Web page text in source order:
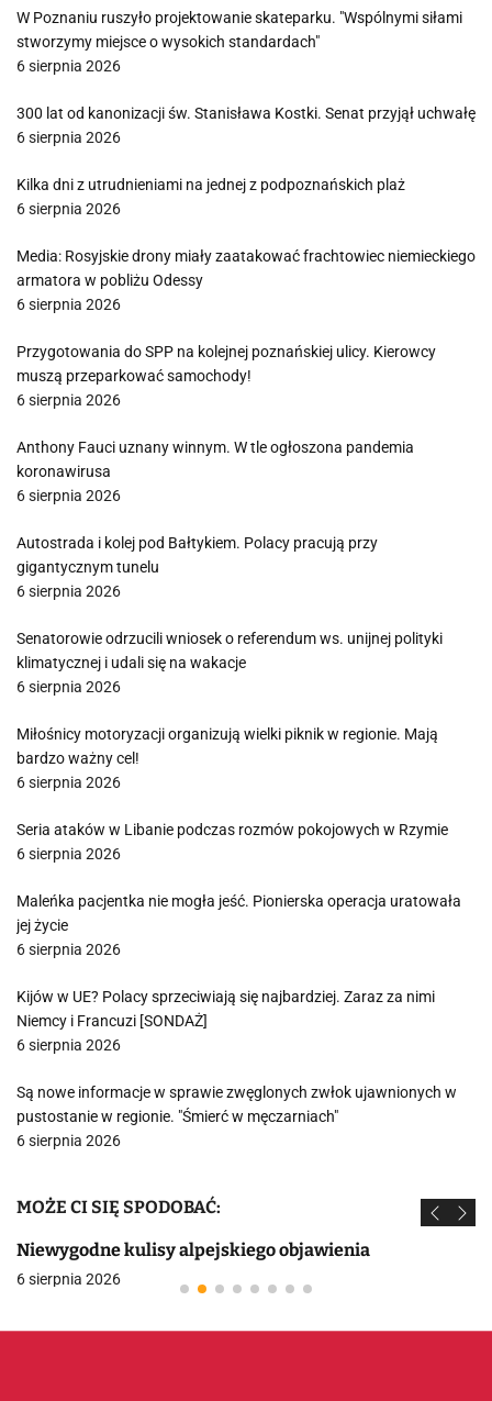
W Poznaniu ruszyło projektowanie skateparku. "Wspólnymi siłami
stworzymy miejsce o wysokich standardach"
6 sierpnia 2026
300 lat od kanonizacji św. Stanisława Kostki. Senat przyjął uchwałę
6 sierpnia 2026
Kilka dni z utrudnieniami na jednej z podpoznańskich plaż
6 sierpnia 2026
Media: Rosyjskie drony miały zaatakować frachtowiec niemieckiego
armatora w pobliżu Odessy
6 sierpnia 2026
Przygotowania do SPP na kolejnej poznańskiej ulicy. Kierowcy
muszą przeparkować samochody!
6 sierpnia 2026
Anthony Fauci uznany winnym. W tle ogłoszona pandemia
koronawirusa
6 sierpnia 2026
Autostrada i kolej pod Bałtykiem. Polacy pracują przy
gigantycznym tunelu
6 sierpnia 2026
Senatorowie odrzucili wniosek o referendum ws. unijnej polityki
klimatycznej i udali się na wakacje
6 sierpnia 2026
Miłośnicy motoryzacji organizują wielki piknik w regionie. Mają
bardzo ważny cel!
6 sierpnia 2026
Seria ataków w Libanie podczas rozmów pokojowych w Rzymie
6 sierpnia 2026
Maleńka pacjentka nie mogła jeść. Pionierska operacja uratowała
jej życie
6 sierpnia 2026
Kijów w UE? Polacy sprzeciwiają się najbardziej. Zaraz za nimi
Niemcy i Francuzi [SONDAŻ]
6 sierpnia 2026
Są nowe informacje w sprawie zwęglonych zwłok ujawnionych w
pustostanie w regionie. "Śmierć w męczarniach"
6 sierpnia 2026
MOŻE CI SIĘ SPODOBAĆ:
Niewygodne kulisy alpejskiego objawienia
6 sierpnia 2026